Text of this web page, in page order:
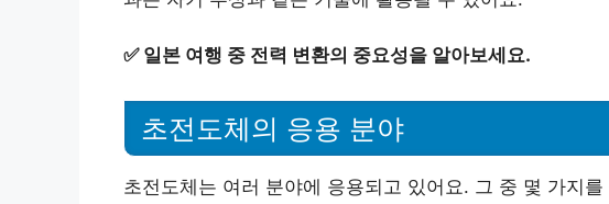
✅ 일본 여행 중 전력 변환의 중요성을 알아보세요.
초전도체의 응용 분야
초전도체는 여러 분야에 응용되고 있어요. 그 중 몇 가지를